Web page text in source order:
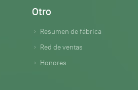
Otro
Resumen de fábrica
Red de ventas
Honores